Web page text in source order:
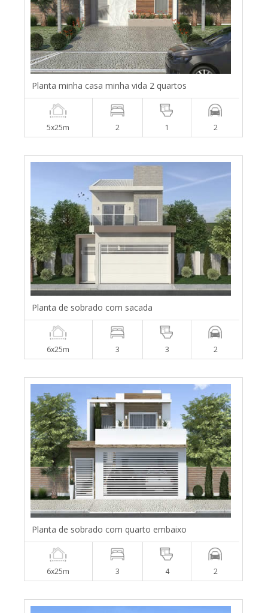
Planta minha casa minha vida 2 quartos
5x25m 2 1 2
Planta de sobrado com sacada
6x25m 3 3 2
Planta de sobrado com quarto embaixo
6x25m 3 4 2